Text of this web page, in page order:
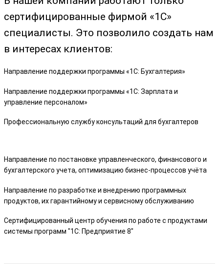
сертифицированные фирмой «1С»
специалисты. Это позволило создать нам
в интересах клиентов:
Направление поддержки программы «1С: Бухгалтерия»
Направление поддержки программы «1С: Зарплата и
управление персоналом»
Профессиональную службу консультаций для бухгалтеров
Направление по постановке управленческого, финансового и
бухгалтерского учета, оптимизацию бизнес-процессов учёта
Направление по разработке и внедрению программных
продуктов, их гарантийному и сервисному обслуживанию
Сертифицированный центр обучения по работе с продуктами
системы программ "1С: Предприятие 8"